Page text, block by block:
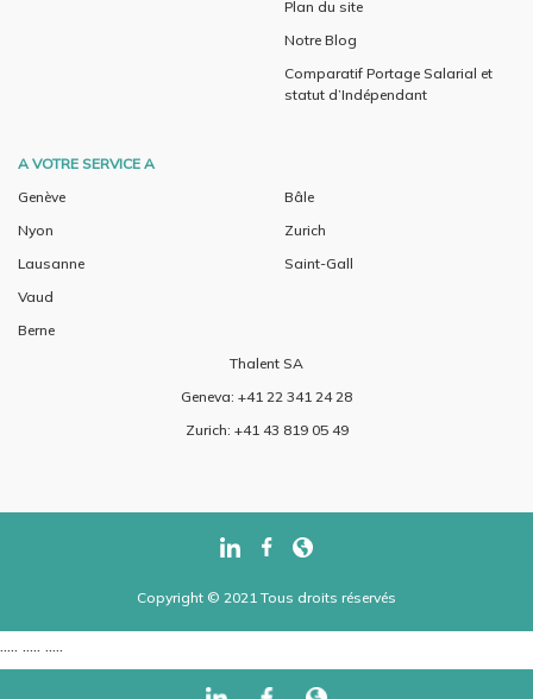
Plan du site
Notre Blog
Comparatif Portage Salarial et
statut d’Indépendant
A VOTRE SERVICE A
Genève
Nyon
Lausanne
Vaud
Berne
Bâle
Zurich
Saint-Gall
Thalent SA
Geneva: +41 22 341 24 28
Zurich: +41 43 819 05 49
Copyright © 2021 Tous droits réservés
..... ..... .....
..... ..... .....